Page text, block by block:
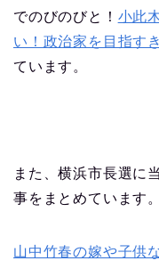
でのびのびと！ 小此
い！政治家を目指す
ています。
また、横浜市長選に
事をまとめています。
山中竹春の嫁や子供